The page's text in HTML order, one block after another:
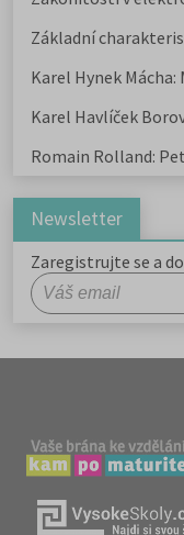
Základní
Karel Hynek Mácha:
Karel Havlíček
Romain Rolland:
Newsletter
Zaregistrujte se a